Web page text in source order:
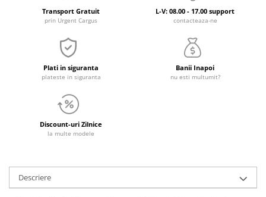
Transport Gratuit
prin Urgent Cargus
L-V: 08.00 - 17.00 support
contacteaza-ne
Plati in siguranta
plateste in siguranta
Banii Inapoi
nu esti multumit?
Discount-uri Zilnice
la multe modele
Descriere